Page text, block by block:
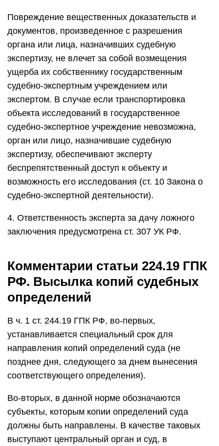
Повреждение вещественных доказательств и
документов, произведенное с разрешения
органа или лица, назначивших судебную
экспертизу, не влечет за собой возмещения
ущерба их собственнику государственным
судебно-экспертным учреждением или
экспертом. В случае если транспортировка
объекта исследований в государственное
судебно-экспертное учреждение невозможна,
орган или лицо, назначившие судебную
экспертизу, обеспечивают эксперту
беспрепятственный доступ к объекту и
возможность его исследования (ст. 10 Закона о
судебно-экспертной деятельности).
4. Ответственность эксперта за дачу ложного
заключения предусмотрена ст. 307 УК РФ.
Комментарии статьи 224.19 ГПК
РФ. Высылка копий судебных
определений
В ч. 1 ст. 244.19 ГПК РФ, во-первых,
устанавливается специальный срок для
направления копий определений суда (не
позднее дня, следующего за днем вынесения
соответствующего определения).
Во-вторых, в данной норме обозначаются
субъекты, которым копии определений суда
должны быть направлены. В качестве таковых
выступают центральный орган и суд, в